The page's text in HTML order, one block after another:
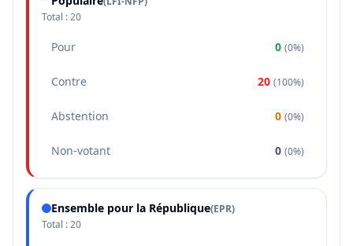
Total :20
Pour 0 (0%)
Contre 20 (100%)
Abstention 0 (0%)
Non-votant 0 (0%)
Ensemble pour la République(EPR)
Total :20